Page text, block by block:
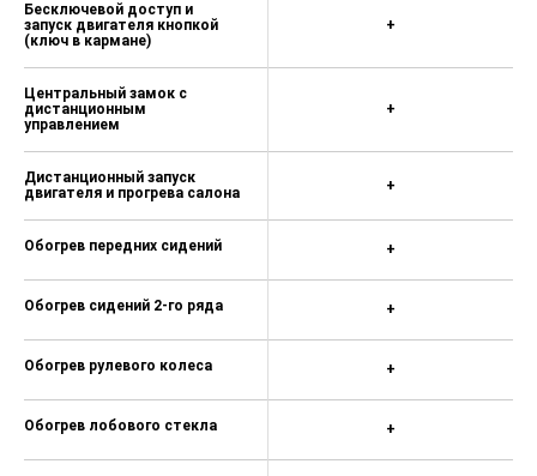
Бесключевой доступ и
запуск двигателя кнопкой
(ключ в кармане)
Центральный замок с
дистанционным
управлением
Дистанционный запуск
двигателя и прогрева салона
Обогрев передних сидений
Обогрев сидений 2-го ряда
Обогрев рулевого колеса
Обогрев лобового стекла
+
+
+
+
+
+
+